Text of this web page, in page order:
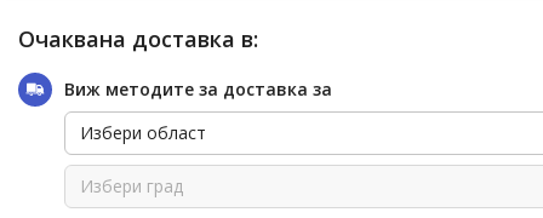
Очаквана доставка в:
Виж методите за доставка за
Избери област
Избери град